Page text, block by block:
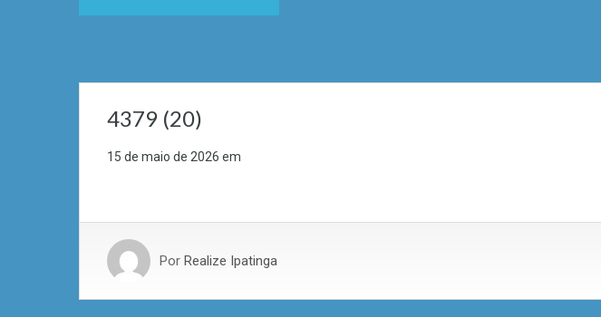
4379 (20)
15 de maio de 2026 em
Por Realize Ipatinga